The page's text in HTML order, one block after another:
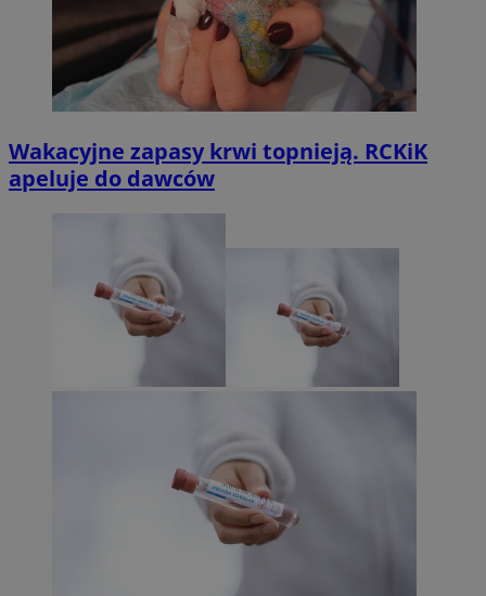
Wakacyjne zapasy krwi topnieją. RCKiK
apeluje do dawców